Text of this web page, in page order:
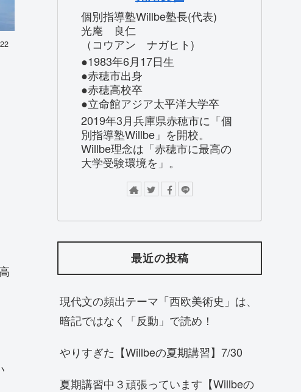
個別指導塾Willbe塾長(代表)
光庵 良仁
（コウアン ナガヒト)
●1983年6月17日生
●赤穂市出身
●赤穂高校卒
●立命館アジア太平洋大学卒
2019年3月兵庫県赤穂市に「個
別指導塾Willbe」を開校。
Willbe理念は「赤穂市に最高の
大学受験環境を」。
最近の投稿
現代文の頻出テーマ「西欧美術史」は、
暗記ではなく「反動」で読め！
やりすぎた【Willbeの夏期講習】7/30
夏期講習中３頑張っています【Willbeの